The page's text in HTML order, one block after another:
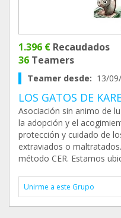
1.396 € Recaudados
36 Teamers
Teamer desde: 13/
LOS GATOS DE
Asociación sin animo de
la adopción y el
protección y cuidado de
extraviados o
método CER. Estamos
Unirme a este Grupo